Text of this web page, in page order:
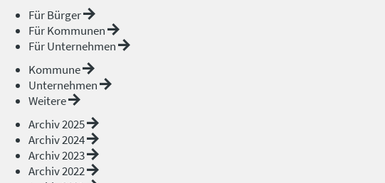
Für Bürger
Für Kommunen
Für Unternehmen
Kommune
Unternehmen
Weitere
Archiv 2025
Archiv 2024
Archiv 2023
Archiv 2022